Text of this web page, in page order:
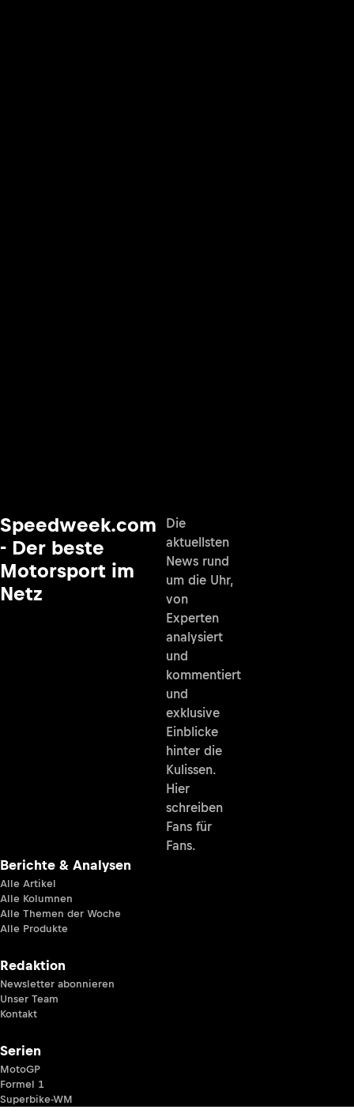
Speedweek.com
- Der beste
Motorsport im
Netz
Die
aktuellsten
News rund
um die Uhr,
von
Experten
analysiert
und
kommentiert
und
exklusive
Einblicke
hinter die
Kulissen.
Hier
schreiben
Fans für
Fans.
Berichte & Analysen
Alle Artikel
Alle Kolumnen
Alle Themen der Woche
Alle Produkte
Redaktion
Newsletter abonnieren
Unser Team
Kontakt
Serien
MotoGP
Formel 1
Superbike-WM